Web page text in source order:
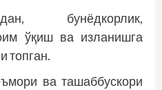
бунёдкорлик,
ўқиш ва изланишга
топган.
ва ташаббускори